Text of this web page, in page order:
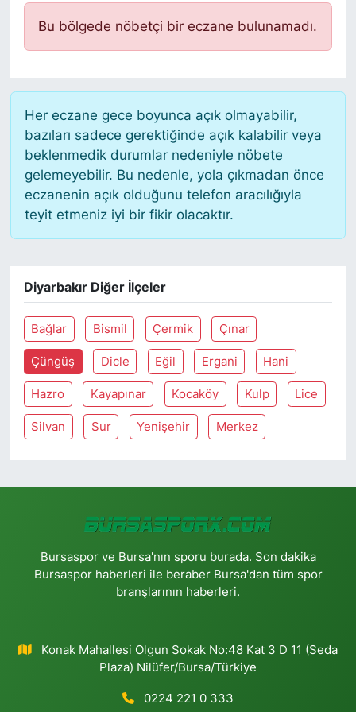
Bu bölgede nöbetçi bir eczane bulunamadı.
Her eczane gece boyunca açık olmayabilir,
bazıları sadece gerektiğinde açık kalabilir veya
beklenmedik durumlar nedeniyle nöbete
gelemeyebilir. Bu nedenle, yola çıkmadan önce
eczanenin açık olduğunu telefon aracılığıyla
teyit etmeniz iyi bir fikir olacaktır.
Diyarbakır Diğer İlçeler
Bağlar Bismil Çermik Çınar
Çüngüş Dicle Eğil Ergani Hani
Hazro Kayapınar Kocaköy Kulp Lice
Silvan Sur Yenişehir Merkez
Bursaspor ve Bursa'nın sporu burada. Son dakika
Bursaspor haberleri ile beraber Bursa'dan tüm spor
branşlarının haberleri.
Konak Mahallesi Olgun Sokak No:48 Kat 3 D 11 (Seda
Plaza) Nilüfer/Bursa/Türkiye
0224 221 0 333